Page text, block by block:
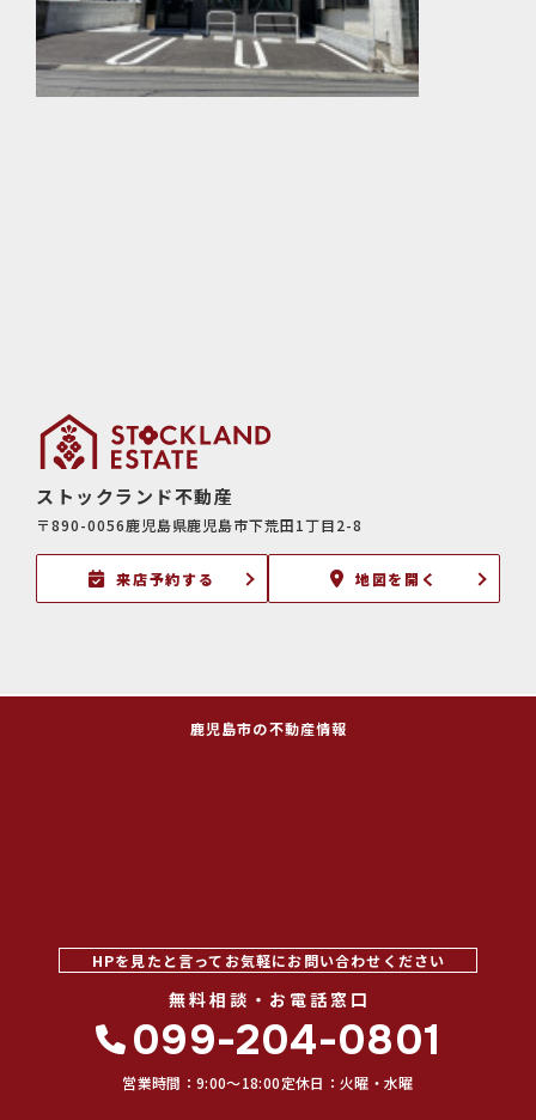
ストックランド不動産
〒890-0056鹿児島県鹿児島市下荒田1丁目2-8
来店予約する 地図を開く
鹿児島市の不動産情報
HPを見たと言ってお気軽にお問い合わせください
無料相談・お電話窓口
099-204-0801
営業時間：9:00〜18:00定休日：火曜・水曜